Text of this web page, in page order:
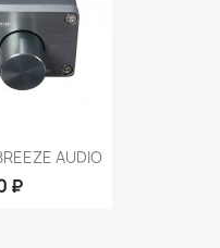
AUDIO
₽